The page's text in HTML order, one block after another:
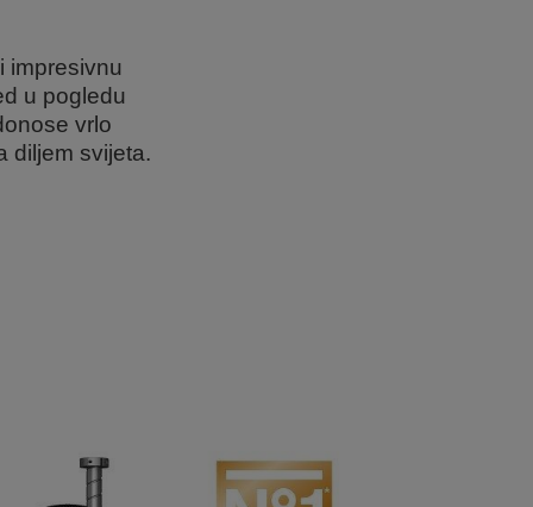
impresivnu
u pogledu
vrlo
diljem svijeta.